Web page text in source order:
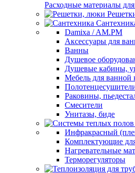
Расходные материалы
Damixa / AM.PM
Аксессуары для
Ванны
Душевое
Душевые кабины,
Мебель для ванной
Раковины,
Смесители
Унитазы, биде
Инфракрасный
Комплектующие
Нагревательные
Терморегуляторы